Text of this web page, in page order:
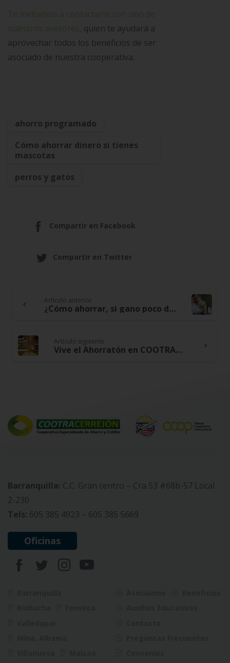
quien te ayudará a
aprovechar todos los beneficios de ser
asociado de nuestra cooperativa.
ahorro programado
Cómo ahorrar dinero si tienes
mascotas
perros y gatos
Compartir en Facebook
Compartir en Twitter
Continue
Reading
Artículo anterior
¿Cómo ahorrar, si gano poco dinero?
Artículo siguiente
Vive el Ahorratón en COOTRACERREJÓN
Barranquilla: C.C. Gran centro – Cra 53 #68b-57 Local
2-230
Tels: 605 385 4923 – 605 385 5669
Oficinas